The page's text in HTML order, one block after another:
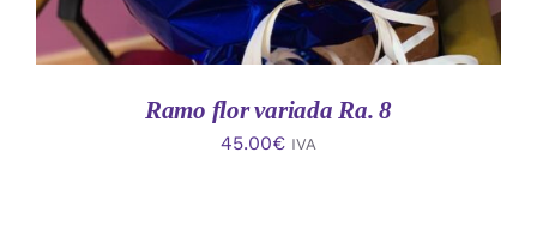
Ramo flor variada Ra. 8
45.00€ IVA